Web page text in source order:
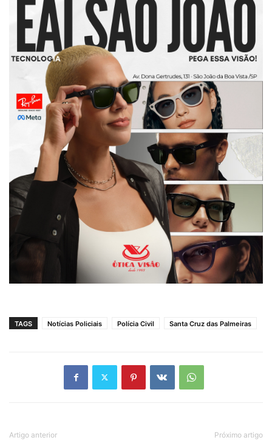
TAGS Notícias Policiais Polícia Civil Santa Cruz das Palmeiras
Artigo anterior Próximo artigo